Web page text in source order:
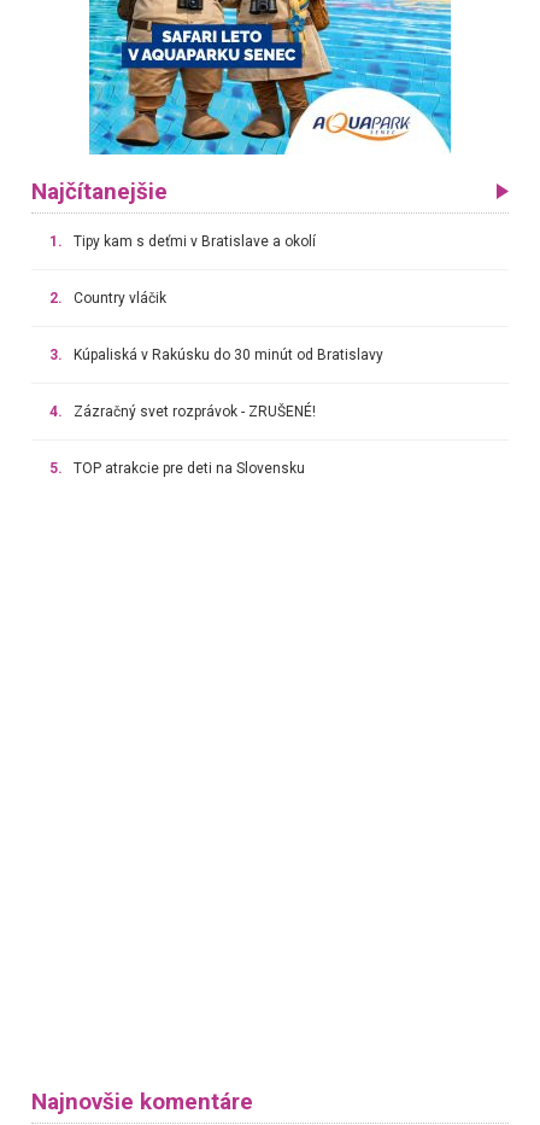
Najčítanejšie
1. Tipy kam s deťmi v Bratislave a okolí
2. Country vláčik
3. Kúpaliská v Rakúsku do 30 minút od Bratislavy
4. Zázračný svet rozprávok - ZRUŠENÉ!
5. TOP atrakcie pre deti na Slovensku
Najnovšie komentáre